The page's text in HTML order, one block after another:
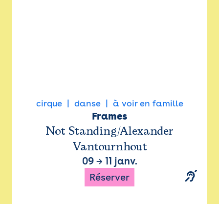
cirque danse à voir en famille
Frames
Not Standing/Alexander
Vantournhout
09→ 11 janv.
Réserver